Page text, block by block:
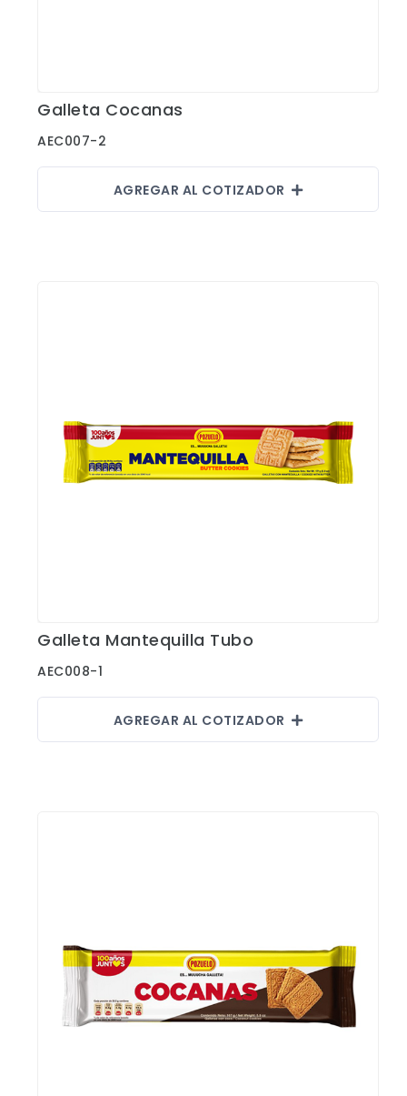
Ver Detalles
Galleta Cocanas
AEC007-2
AGREGAR AL COTIZADOR
Ver Detalles
Galleta Mantequilla Tubo
AEC008-1
AGREGAR AL COTIZADOR